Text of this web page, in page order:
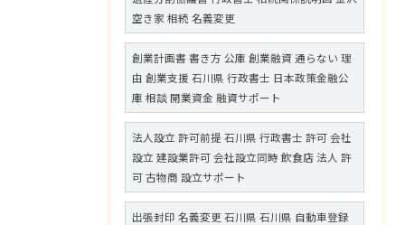
空き家 相続 名義変更
創業計画書 書き方 公庫 創業融資 通らない 理
由 創業支援 石川県 行政書士 日本政策金融公
庫 相談 開業資金 融資サポート
法人設立 許可前提 石川県 行政書士 許可 会社
設立 建設業許可 会社設立同時 飲食店 法人 許
可 古物商 設立サポート
出張封印 名義変更 石川県 石川県 自動車登録